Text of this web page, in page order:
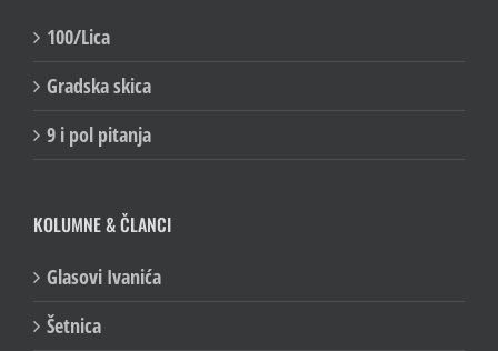
100/Lica
Gradska skica
9 i pol pitanja
KOLUMNE & ČLANCI
Glasovi Ivanića
Šetnica